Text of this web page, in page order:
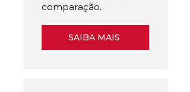
comparação.
SAIBA MAIS